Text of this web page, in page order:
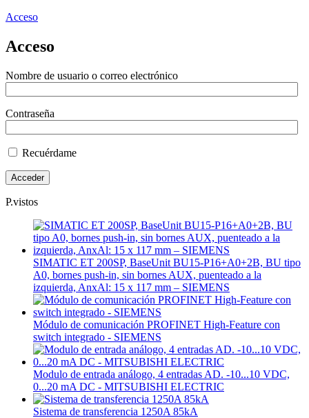
Acceso
Acceso
Nombre de usuario o correo electrónico
Contraseña
Recuérdame
P.vistos
SIMATIC ET 200SP, BaseUnit BU15-P16+A0+2B, BU tipo
A0, bornes push-in, sin bornes AUX, puenteado a la
izquierda, AnxAl: 15 x 117 mm – SIEMENS
Módulo de comunicación PROFINET High-Feature con
switch integrado - SIEMENS
Modulo de entrada análogo, 4 entradas AD. -10...10 VDC,
0...20 mA DC - MITSUBISHI ELECTRIC
Sistema de transferencia 1250A 85kA